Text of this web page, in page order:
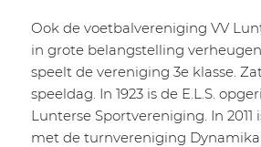
Ook de voetbalvereniging VV
in grote belangstelling
speelt de vereniging 3e klasse.
speeldag. In 1923 is de E.L.S.
Lunterse Sportvereniging. In 2011
met de turnvereniging